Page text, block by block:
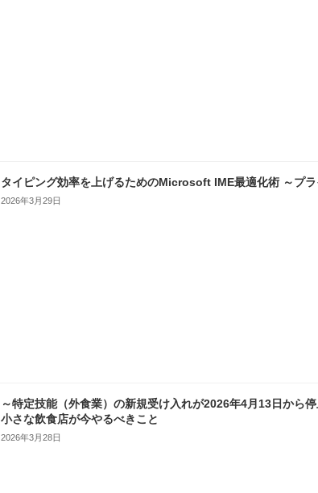
タイピング効率を上げるためのMicrosoft IME最適化術 ～プ
2026年3月29日
～特定技能（外食業）の新規受け入れが2026年4月13日から
小さな飲食店が今やるべきこと
2026年3月28日